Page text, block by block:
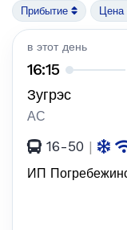
Прибытие Цена
в этот день
16:15
Зугрэс
АС
16-50 |
ИП